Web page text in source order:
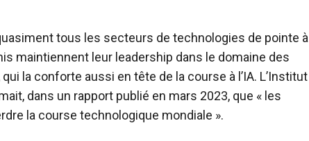
tous les secteurs de technologies de pointe à
maintiennent leur leadership dans le domaine des
la conforte aussi en tête de la course à l’IA. L’Institut
dans un rapport publié en mars 2023, que « les
la course technologique mondiale ».